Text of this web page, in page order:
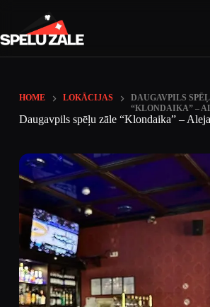
HOME LOKĀCIJAS
DAUGAVPILS
“KLONDAIKA” –
Daugavpils spēļu zāle “Klondaika” –